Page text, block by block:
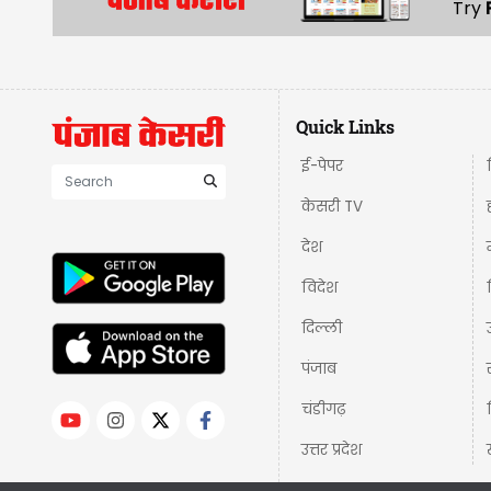
Try
Quick Links
ई-पेपर
केसरी TV
देश
विदेश
दिल्ली
पंजाब
चंडीगढ़
उत्तर प्रदेश